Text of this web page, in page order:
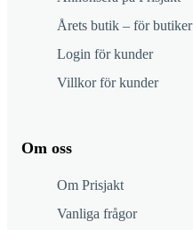
Årets butik – för butiker
Login för kunder
Villkor för kunder
Om oss
Om Prisjakt
Vanliga frågor